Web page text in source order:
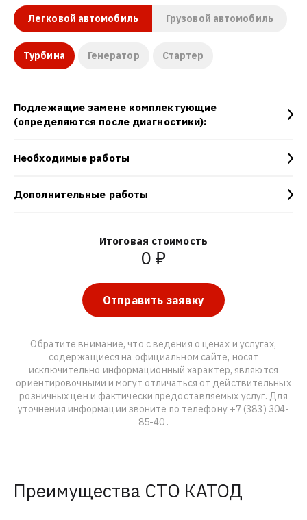
Легковой автомобиль Грузовой автомобиль
Турбина Генератор Стартер
Подлежащие замене комплектующие
(определяются после диагностики):
Необходимые работы
Дополнительные работы
Итоговая стоимость
0 ₽
Отправить заявку
Обратите внимание, что cведения о ценах и услугах,
содержащиеся на официальном сайте, носят
исключительно информационный характер, являются
ориентировочными и могут отличаться от действительных
розничных цен и фактически предоставляемых услуг. Для
уточнения информации звоните по телефону +7 (383) 304-
85-40 .
Преимущества СТО КАТОД